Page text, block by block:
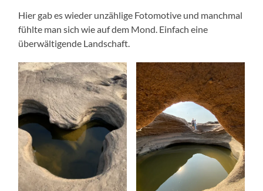
Hier gab es wieder unzählige Fotomotive und manchmal
fühlte man sich wie auf dem Mond. Einfach eine
überwältigende Landschaft.